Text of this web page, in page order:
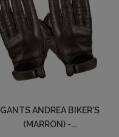
GANTS ANDREA BIKER'S
(MARRON) -...